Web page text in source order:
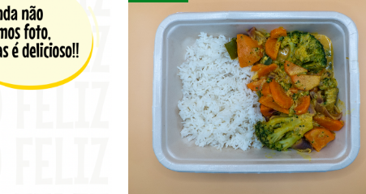
Adicionar
favoritos
Adicionar
aos
favoritos